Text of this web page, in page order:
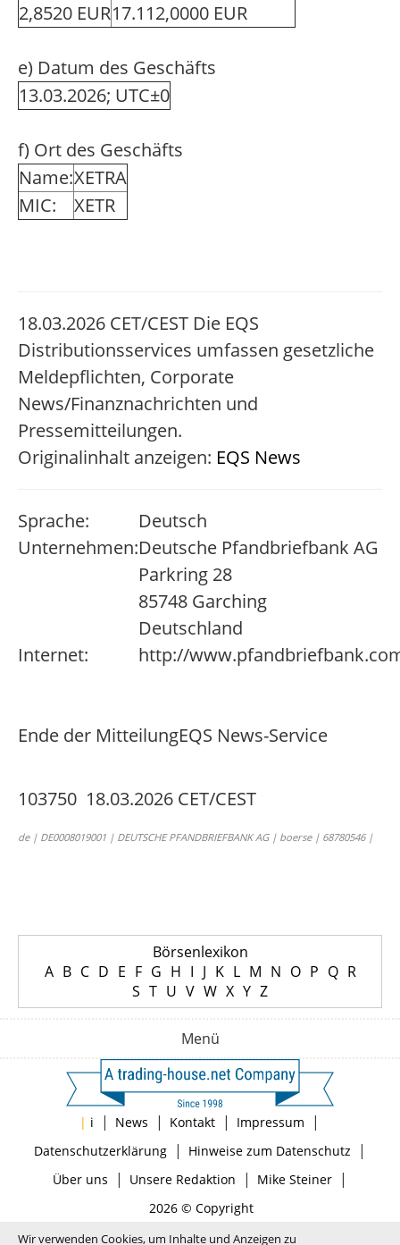
2,8520 EUR17.112,0000 EUR
e) Datum des Geschäfts
13.03.2026; UTC±0
f) Ort des Geschäfts
Name:XETRA
MIC:
XETR
18.03.2026 CET/CEST Die EQS
Distributionsservices umfassen gesetzliche
Meldepflichten, Corporate
News/Finanznachrichten und
Pressemitteilungen.
Originalinhalt anzeigen: EQS News
Sprache:
Deutsch
Unternehmen:Deutsche Pfandbriefbank AG
Parkring 28
85748 Garching
Deutschland
Internet:
http://
Ende der MitteilungEQS News-Service
103750 18.03.2026 CET/CEST
de | DE0008019001 | DEUTSCHE PFANDBRIEFBANK AG | boerse | 68780546 |
Börsenlexikon
A B C D E F G H I J K L M N O P Q R
S T U V W X Y Z
Menü
| i | News | Kontakt | Impressum |
Datenschutzerklärung| Hinweise zum Datenschutz |
Über uns | Unsere Redaktion | Mike Steiner|
2026 © Copyright
Wir verwenden Cookies, um Inhalte und Anzeigen zu